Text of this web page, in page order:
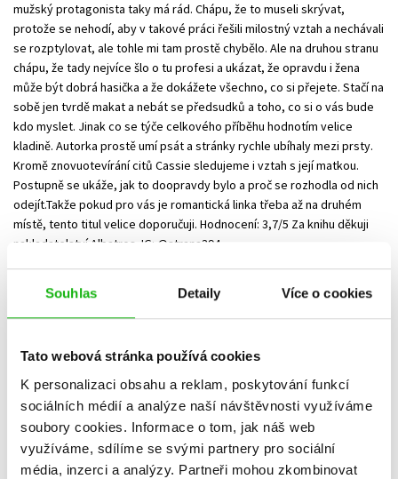
Souhlas Detaily Více o cookies
Tato webová stránka používá cookies
K personalizaci obsahu a reklam, poskytování funkcí
sociálních médií a analýze naší návštěvnosti využíváme
soubory cookies. Informace o tom, jak náš web
využíváme, sdílíme se svými partnery pro sociální
média, inzerci a analýzy. Partneři mohou zkombinovat
mužský protagonista taky má rád. Chápu, že to museli skrývat,
protože se nehodí, aby v takové práci řešili milostný vztah a nechávali
se rozptylovat, ale tohle mi tam prostě chybělo. Ale na druhou stranu
chápu, že tady nejvíce šlo o tu profesi a ukázat, že opravdu i žena
může být dobrá hasička a že dokážete všechno, co si přejete. Stačí na
sobě jen tvrdě makat a nebát se předsudků a toho, co si o vás bude
kdo myslet. Jinak co se týče celkového příběhu hodnotím velice
kladině. Autorka prostě umí psát a stránky rychle ubíhaly mezi prsty.
Kromě znovuotevírání citů Cassie sledujeme i vztah s její matkou.
Postupně se ukáže, jak to doopravdy bylo a proč se rozhodla od nich
odejít.Takže pokud pro vás je romantická linka třeba až na druhém
místě, tento titul velice doporučuji. Hodnocení: 3,7/5 Za knihu děkuji
nakladatelství Albatros. IG: @strana394
Blanka Příkaská
Bodyguardka byla super oddechovka, čtivě napsáno, kombinace
humoru a romantiky mě bavila. Proto jsem neváhala ani minutu a
pustila jsem se s chutí do čtení nové knihy Zkouška ohněm. Autorka si
vybírá do svých příběhů netradiční povolání pro ženy, tentokrát je to
povolání hasičky. ✨Hlavní hrdinka Cassie jako malá chtěla být